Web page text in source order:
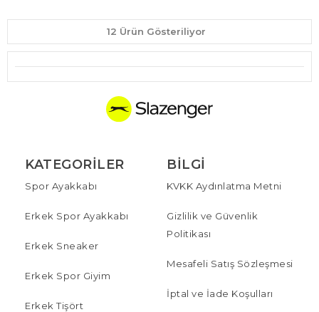
12 Ürün Gösteriliyor
KATEGORILER
Spor Ayakkabı
Erkek Spor Ayakkabı
Erkek Sneaker
Erkek Spor Giyim
Erkek Tişört
BILGI
KVKK Aydınlatma Metni
Gizlilik ve Güvenlik
Politikası
Mesafeli Satış Sözleşmesi
İptal ve İade Koşulları